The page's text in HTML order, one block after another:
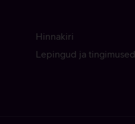
Hinnakiri
Lepingud ja tingimused